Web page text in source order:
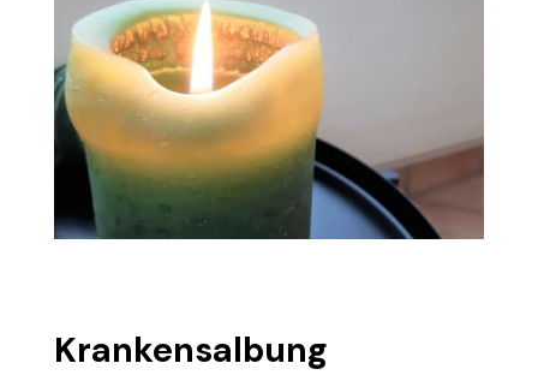
Krankensalbung